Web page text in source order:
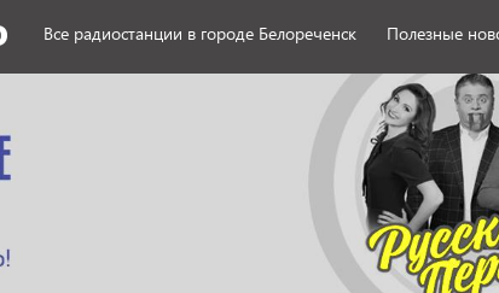
Все радиостанции в городе Белореченск Полезные